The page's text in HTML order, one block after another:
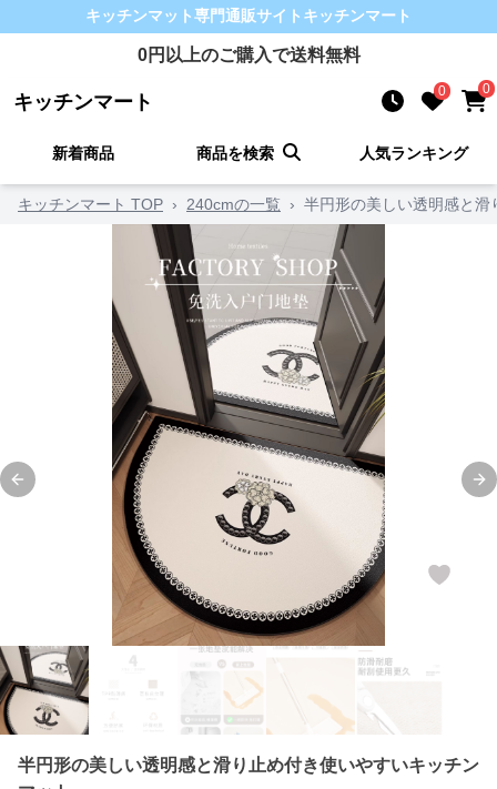
キッチンマット専門通販サイト キッチンマート
0円以上のご購入で送料無料
キッチンマート 0 0
新着商品 商品を検索 人気ランキング
キッチンマート TOP › 240cmの一覧 › 半円形の美しい透明感と
Previous slide
半円形の美しい透明感と滑り止め付き使いやすいキッチン